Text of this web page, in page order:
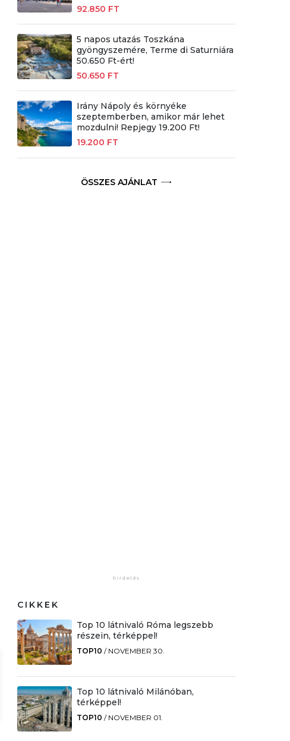
92.850 FT
5 napos utazás Toszkána
gyöngyszemére, Terme di Saturniára
50.650 Ft-ért!
50.650 FT
Irány Nápoly és környéke
szeptemberben, amikor már lehet
mozdulni! Repjegy 19.200 Ft!
19.200 FT
ÖSSZES AJÁNLAT
CIKKEK
Top 10 látnivaló Róma legszebb
részein, térképpel!
TOP10 / NOVEMBER 30.
Top 10 látnivaló Milánóban,
térképpel!
TOP10 / NOVEMBER 01.